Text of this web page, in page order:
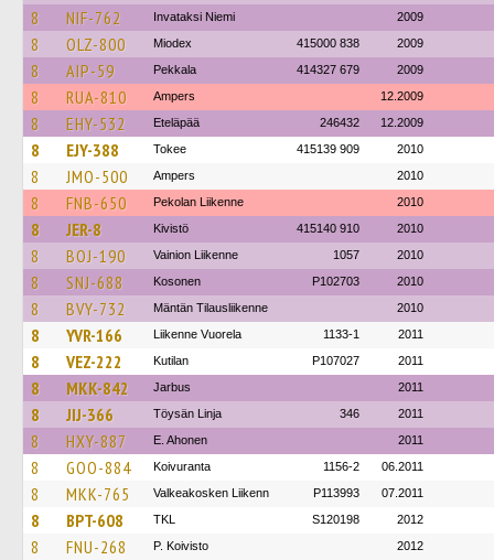
8
NIF-762 Invataksi Niemi 2009
8 OLZ-800 Miodex 415000 838 2009
8 AIP-59 Pekkala 414327 679 2009
8 RUA-810 Ampers 12.2009
8 EHY-532 Eteläpää 246432 12.2009
8 EJY-388 Tokee 415139 909 2010
8 JMO-500 Ampers 2010
8 FNB-650 Pekolan Liikenne 2010
8 JER-8 Kivistö 415140 910 2010
8 BOJ-190 Vainion Liikenne 1057 2010
8 SNJ-688 Kosonen P102703 2010
8 BVY-732 Mäntän Tilausliikenne 2010
8 YVR-166 Liikenne Vuorela 1133-1 2011
8 VEZ-222 Kutilan P107027 2011
8 MKK-842 Jarbus 2011
8 JIJ-366 Töysän Linja 346 2011
8 HXY-887 E. Ahonen 2011
8 GOO-884 Koivuranta 1156-2 06.2011
8 MKK-765 Valkeakosken Liikenn P113993 07.2011
8 BPT-608 TKL S120198 2012
8 FNU-268 P. Koivisto 2012